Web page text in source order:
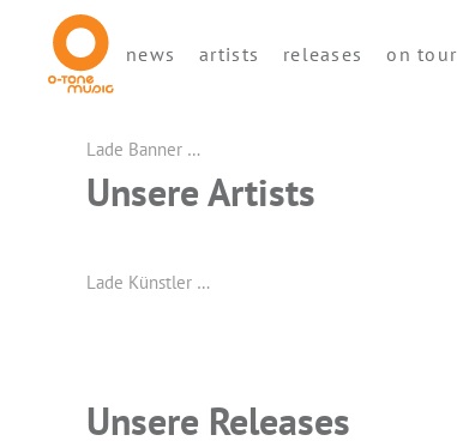
news artists releases on tour
Lade Banner …
Unsere Artists
Lade Künstler …
Unsere Releases